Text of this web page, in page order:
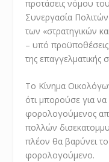
προτάσεις νόμου
Συνεργασία
των «στρατηγικών
– υπό προϋποθέσεις
της επαγγελματικής
Το Κίνημα
ότι μπορούσε για
φορολογούμενος
πολλών
πλέον θα βαρύνει
φορολογούμενο.